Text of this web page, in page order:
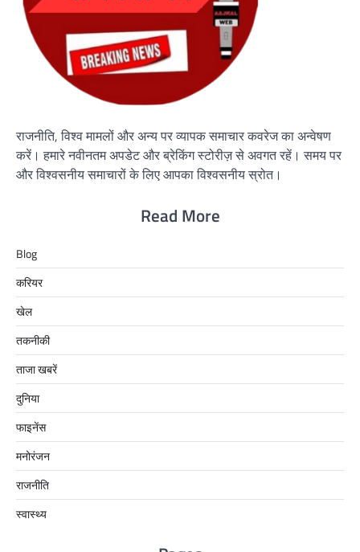
राजनीति, विश्व मामलों और अन्य पर व्यापक समाचार कवरेज का अन्वेषण
करें। हमारे नवीनतम अपडेट और ब्रेकिंग स्टोरीज़ से अवगत रहें। समय पर
और विश्वसनीय समाचारों के लिए आपका विश्वसनीय स्रोत।
Read More
Blog
करियर
खेल
तकनीकी
ताजा खबरें
दुनिया
फाइनेंस
मनोरंजन
राजनीति
स्वास्थ्य